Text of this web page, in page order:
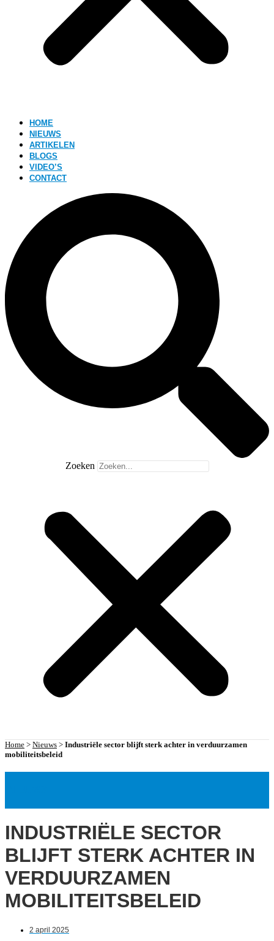
HOME
NIEUWS
ARTIKELEN
BLOGS
VIDEO’S
CONTACT
Zoeken
Home > Nieuws > Industriële sector blijft sterk achter in verduurzamen
mobiliteitsbeleid
INDUSTRIËLE SECTOR
BLIJFT STERK ACHTER IN
VERDUURZAMEN
MOBILITEITSBELEID
2 april 2025